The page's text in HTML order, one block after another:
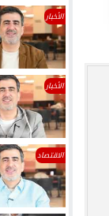
الأخبار
الأخبار
الاقتصاد